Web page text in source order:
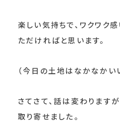
楽しい気持ちで、ワクワク
ただければと思います。
（今日の土地はなかなかい
さてさて、話は変わります
取り寄せました。